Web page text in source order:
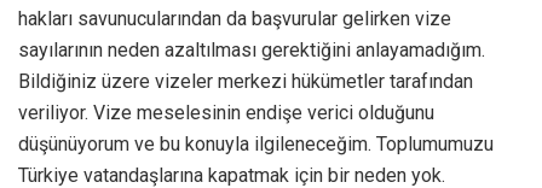
hakları savunucularından da başvurular gelirken vize
sayılarının neden azaltılması gerektiğini anlayamadığım.
Bildiğiniz üzere vizeler merkezi hükümetler tarafından
veriliyor. Vize meselesinin endişe verici olduğunu
düşünüyorum ve bu konuyla ilgileneceğim. Toplumumuzu
Türkiye vatandaşlarına kapatmak için bir neden yok.